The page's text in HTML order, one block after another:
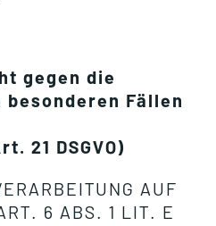
gegen die
Fällen
21 DSGVO)
AUF
6 ABS. 1 LIT. E